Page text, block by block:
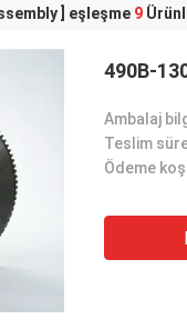
] eşleşme 9
490B-
Ambalaj
Teslim
Ödeme